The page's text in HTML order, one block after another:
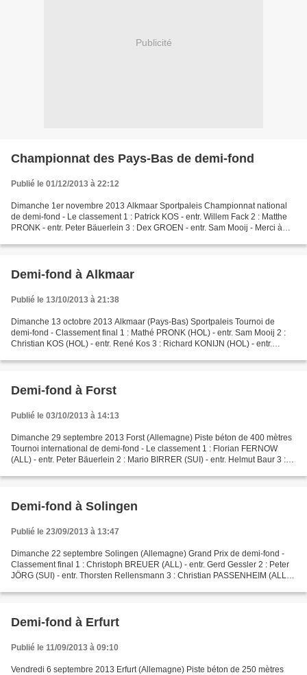
Publicité
Championnat des Pays-Bas de demi-fond
Publié le 01/12/2013 à 22:12
Dimanche 1er novembre 2013 Alkmaar Sportpaleis Championnat national
de demi-fond - Le classement 1 : Patrick KOS - entr. Willem Fack 2 : Matthe
PRONK - entr. Peter Bäuerlein 3 : Dex GROEN - entr. Sam Mooij - Merci à
Demi-fond à Alkmaar
Publié le 13/10/2013 à 21:38
Dimanche 13 octobre 2013 Alkmaar (Pays-Bas) Sportpaleis Tournoi de
demi-fond - Classement final 1 : Mathé PRONK (HOL) - entr. Sam Mooij 2 :
Christian KOS (HOL) - entr. René Kos 3 : Richard KONIJN (HOL) - entr.
Demi-fond à Forst
Publié le 03/10/2013 à 14:13
Dimanche 29 septembre 2013 Forst (Allemagne) Piste béton de 400 mètres
Tournoi international de demi-fond - Le classement 1 : Florian FERNOW
(ALL) - entr. Peter Bäuerlein 2 : Mario BIRRER (SUI) - entr. Helmut Baur 3 :
Demi-fond à Solingen
Publié le 23/09/2013 à 13:47
Dimanche 22 septembre Solingen (Allemagne) Grand Prix de demi-fond -
Classement final 1 : Christoph BREUER (ALL) - entr. Gerd Gessler 2 : Peter
JÖRG (SUI) - entr. Thorsten Rellensmann 3 : Christian PASSENHEIM (ALL) -
Demi-fond à Erfurt
Publié le 11/09/2013 à 09:10
Vendredi 6 septembre 2013 Erfurt (Allemagne) Piste béton de 250 mètres